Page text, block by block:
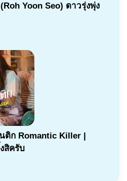
Yoon Seo) ดาวรุ่งพุ่ง
ติก Romantic Killer |
สิครับ